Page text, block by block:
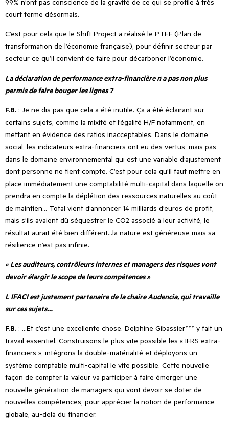
court terme désormais.
C’est pour cela que le Shift Project a réalisé le PTEF (Plan de
transformation de l’économie française), pour définir secteur par
secteur ce qu’il convient de faire pour décarboner l’économie.
La déclaration de performance extra-financière n’a pas non plus
permis de faire bouger les lignes ?
F.B. : Je ne dis pas que cela a été inutile. Ça a été éclairant sur
certains sujets, comme la mixité et l’égalité H/F notamment, en
mettant en évidence des ratios inacceptables. Dans le domaine
social, les indicateurs extra-financiers ont eu des vertus, mais pas
dans le domaine environnemental qui est une variable d’ajustement
dont personne ne tient compte. C’est pour cela qu’il faut mettre en
place immédiatement une comptabilité multi-capital dans laquelle on
prendra en compte la déplétion des ressources naturelles au coût
de maintien… Total vient d’annoncer 14 milliards d’euros de profit,
mais s’ils avaient dû séquestrer le CO2 associé à leur activité, le
résultat aurait été bien différent…la nature est généreuse mais sa
résilience n’est pas infinie.
« Les auditeurs, contrôleurs internes et managers des risquesvont
devoir élargir le scope de leurs compétences »
L’IFACI est justement partenaire de la chaire Audencia, qui travaille
sur ces sujets…
F.B. : …Et c’est une excellente chose. Delphine Gibassier*** y fait un
travail essentiel. Construisons le plus vite possible les « IFRS extra-
financiers », intégrons la double-matérialité et déployons un
système comptable multi-capital le vite possible. Cette nouvelle
façon de compter la valeur va participer à faire émerger une
nouvelle génération de managers qui vont devoir se doter de
nouvelles compétences, pour apprécier la notion de performance
globale, au-delà du financier.